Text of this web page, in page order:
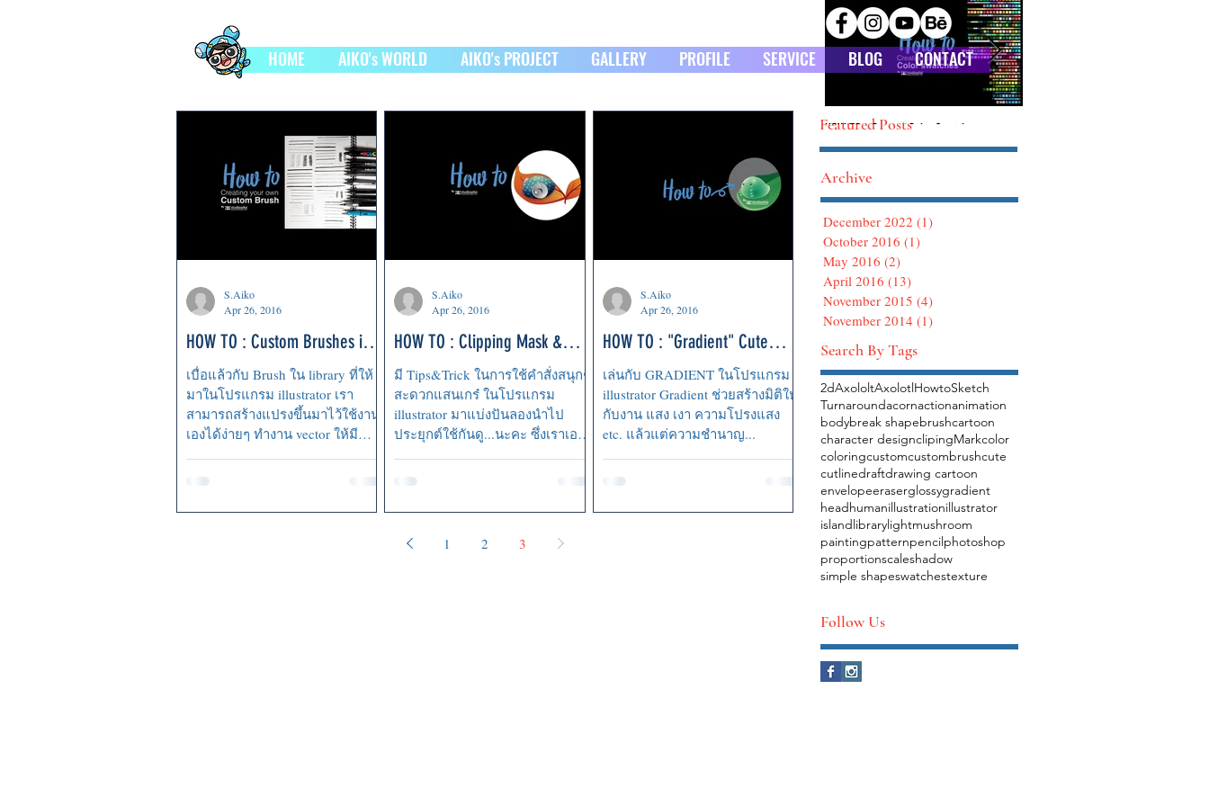
HOME AIKO's WORLD AIKO's PROJECT GALLERY PROFILE SERVICE BLOG CONTACT
HOW TO : Custom Brushes in
illustrator
เบื่อแล้วกับ Brush ใน library ที่ให้
มาในโปรแกรม illustrator เรา
สามารถสร้างแปรงขึ้นมาไว้ใช้งาน
เองได้ง่ายๆ ทำงาน vector ให้มี
S.Aiko
Apr 26, 2016
HOW TO : Clipping Mask &
Envelope Distort
มี Tips&Trick ในการใช้คำสั่งสนุกๆ
สะดวกแสนเกร๋ ในโปรแกรม
illustrator มาแบ่งปันลองนำไป
ประยุกต์ใช้กันดู...นะคะ ซึ่งเราเอง
S.Aiko
Apr 26, 2016
HOW TO : "Gradient" Cute
Monster.
เล่นกับ GRADIENT ในโปรแกรม
illustrator Gradient ช่วยสร้างมิติให้
กับงาน แสง เงา ความโปรงแสง
etc. แล้วแต่ความชำนาญ...
S.Aiko
Apr 26, 2016
1 2 3
Featured Posts
HOW TO : Custom Color Swatches
Archive
December 2022 (1)
October 2016 (1)
May 2016 (2)
April 2016 (13)
November 2015 (4)
November 2014 (1)
Search By Tags
2dAxololtAxolotlHowtoSketch
Turnaroundacornactionanimation
bodybreak shapebrushcartoon
character designclipingMarkcolor
coloringcustomcustombrushcute
cutlinedraftdrawing cartoon
envelopeeraserglossygradient
headhumanillustrationillustrator
islandlibrarylightmushroom
paintingpatternpencilphotoshop
proportionscaleshadow
simple shapeswatchestexture
Follow Us